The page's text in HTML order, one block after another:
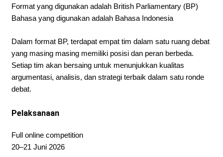
Format yang digunakan adalah British Parliamentary (BP)
Bahasa yang digunakan adalah Bahasa Indonesia
Dalam format BP, terdapat empat tim dalam satu ruang debat
yang masing masing memiliki posisi dan peran berbeda.
Setiap tim akan bersaing untuk menunjukkan kualitas
argumentasi, analisis, dan strategi terbaik dalam satu ronde
debat.
Pelaksanaan
Full online competition
20–21 Juni 2026